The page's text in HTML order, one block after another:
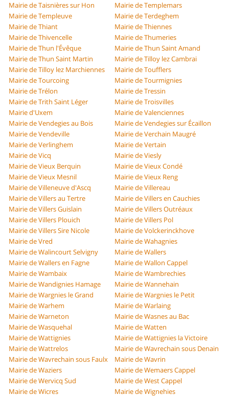
Mairie de Taisnières sur Hon
Mairie de Templemars
Mairie de Templeuve
Mairie de Terdeghem
Mairie de Thiant
Mairie de Thiennes
Mairie de Thivencelle
Mairie de Thumeries
Mairie de Thun l'Évêque
Mairie de Thun Saint Amand
Mairie de Thun Saint Martin
Mairie de Tilloy lez Cambrai
Mairie de Tilloy lez Marchiennes
Mairie de Toufflers
Mairie de Tourcoing
Mairie de Tourmignies
Mairie de Trélon
Mairie de Tressin
Mairie de Trith Saint Léger
Mairie de Troisvilles
Mairie d'Uxem
Mairie de Valenciennes
Mairie de Vendegies au Bois
Mairie de Vendegies sur Écaillon
Mairie de Vendeville
Mairie de Verchain Maugré
Mairie de Verlinghem
Mairie de Vertain
Mairie de Vicq
Mairie de Viesly
Mairie de Vieux Berquin
Mairie de Vieux Condé
Mairie de Vieux Mesnil
Mairie de Vieux Reng
Mairie de Villeneuve d'Ascq
Mairie de Villereau
Mairie de Villers au Tertre
Mairie de Villers en Cauchies
Mairie de Villers Guislain
Mairie de Villers Outréaux
Mairie de Villers Plouich
Mairie de Villers Pol
Mairie de Villers Sire Nicole
Mairie de Volckerinckhove
Mairie de Vred
Mairie de Wahagnies
Mairie de Walincourt Selvigny
Mairie de Wallers
Mairie de Wallers en Fagne
Mairie de Wallon Cappel
Mairie de Wambaix
Mairie de Wambrechies
Mairie de Wandignies Hamage
Mairie de Wannehain
Mairie de Wargnies le Grand
Mairie de Wargnies le Petit
Mairie de Warhem
Mairie de Warlaing
Mairie de Warneton
Mairie de Wasnes au Bac
Mairie de Wasquehal
Mairie de Watten
Mairie de Wattignies
Mairie de Wattignies la Victoire
Mairie de Wattrelos
Mairie de Wavrechain sous Denain
Mairie de Wavrechain sous Faulx
Mairie de Wavrin
Mairie de Waziers
Mairie de Wemaers Cappel
Mairie de Wervicq Sud
Mairie de West Cappel
Mairie de Wicres
Mairie de Wignehies